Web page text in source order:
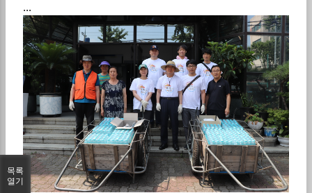
...
목록
열기
Sketchbook5, 스케치북5